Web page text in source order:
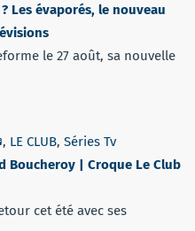
Les évaporés, le nouveau
le 27 août, sa nouvelle
, LE CLUB, Séries Tv
Boucheroy | Croque Le Club
cet été avec ses